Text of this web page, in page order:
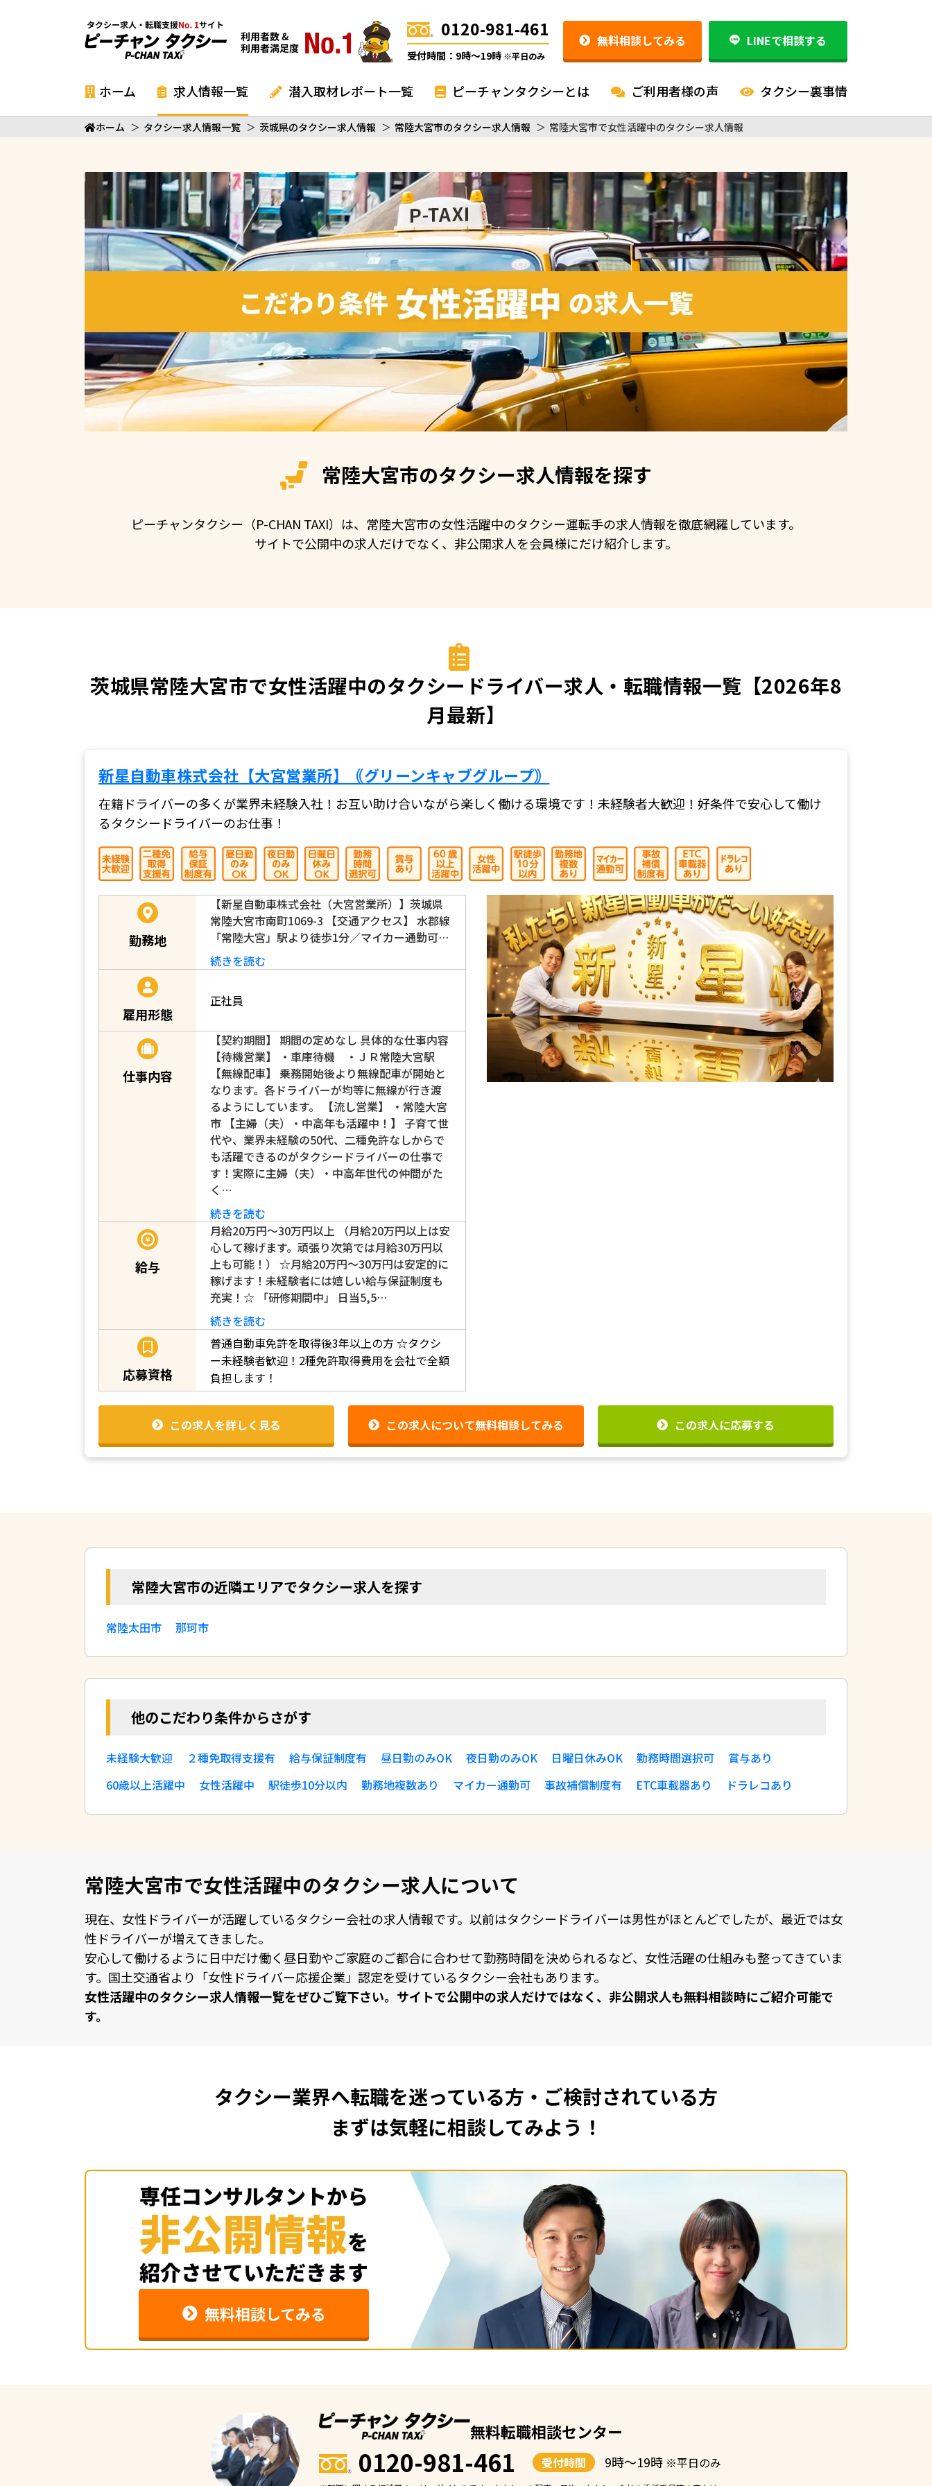
0120-981-461
受付時間：9時〜19時 ※平日のみ
無料相談してみる LINEで相談する
ホーム 求人情報一覧 潜入取材レポート一覧 ピーチャンタクシーとは ご利用者様の声 タクシー裏事情
ホーム ＞ タクシー求人情報一覧 ＞ 茨城県のタクシー求人情報 ＞ 常陸大宮市のタクシー求人情報 ＞ 常陸大宮市で女性活躍中のタクシー求人情報
常陸大宮市のタクシー求人情報を探す
ピーチャンタクシー（P-CHAN TAXI）は、常陸大宮市の女性活躍中のタクシー運転手の求人情報を徹底網羅しています。
サイトで公開中の求人だけでなく、非公開求人を会員様にだけ紹介します。
茨城県常陸大宮市で女性活躍中のタクシードライバー求人・転職情報一覧【2026年8
月最新】
新星自動車株式会社【大宮営業所】｟グリーンキャブグループ｠
在籍ドライバーの多くが業界未経験入社！お互い助け合いながら楽しく働ける環境です！未経験者大歓迎！好条件で安心して働け
るタクシードライバーのお仕事！
勤務地
【新星自動車株式会社（大宮営業所）】茨城県
常陸大宮市南町1069-3 【交通アクセス】 水郡線
「常陸大宮」駅より徒歩1分／マイカー通勤可…
続きを読む
雇用形態
正社員
仕事内容
【契約期間】 期間の定めなし 具体的な仕事内容
【待機営業】 ・車庫待機 ・ＪＲ常陸大宮駅
【無線配車】 乗務開始後より無線配車が開始と
なります。各ドライバーが均等に無線が行き渡
るようにしています。 【流し営業】 ・常陸大宮
市 【主婦（夫）・中高年も活躍中！】 子育て世
代や、業界未経験の50代、二種免許なしからで
も活躍できるのがタクシードライバーの仕事で
す！実際に主婦（夫）・中高年世代の仲間がた
く…
続きを読む
給与
月給20万円～30万円以上 （月給20万円以上は安
心して稼げます。頑張り次第では月給30万円以
上も可能！） ☆月給20万円～30万円は安定的に
稼げます！未経験者には嬉しい給与保証制度も
充実！☆ 「研修期間中」 日当5,5…
続きを読む
応募資格
普通自動車免許を取得後3年以上の方☆タクシ
ー未経験者歓迎！2種免許取得費用を会社で全額
負担します！
この求人を詳しく見る この求人について無料相談してみる この求人に応募する
常陸大宮市の近隣エリアでタクシー求人を探す
常陸太田市 那珂市
他のこだわり条件からさがす
未経験大歓迎 ２種免取得支援有 給与保証制度有 昼日勤のみOK 夜日勤のみOK 日曜日休みOK 勤務時間選択可
賞与あり
60歳以上活躍中
女性活躍中 駅徒歩10分以内 勤務地複数あり マイカー通勤可 事故補償制度有 ETC車載器あり ドラレコあり
常陸大宮市で女性活躍中のタクシー求人について
現在、⼥性ドライバーが活躍しているタクシー会社の求⼈情報です。以前はタクシードライバーは男性がほとんどでしたが、最近では⼥
性ドライバーが増えてきました。
安⼼して働けるように⽇中だけ働く昼⽇勤やご家庭のご都合に合わせて勤務時間を決められるなど、⼥性活躍の仕組みも整ってきていま
す。国⼟交通省より「⼥性ドライバー応援企業」認定を受けているタクシー会社もあります。
⼥性活躍中のタクシー求⼈情報⼀覧をぜひご覧下さい。サイトで公開中の求⼈だけではなく、⾮公開求⼈も無料相談時にご紹介可能で
す。
タクシー業界へ転職を迷っている方・ご検討されている方
まずは気軽に相談してみよう！
無料相談してみる
無料転職相談センター
0120-981-461 受付時間 9時〜19時 ※平日のみ